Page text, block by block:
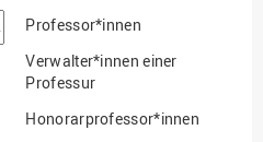
Professor*innen
Verwalter*innen einer
Professur
Honorarprofessor*innen